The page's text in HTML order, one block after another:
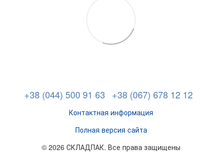
+38 (044) 500 91 63 +38 (067) 678 12 12
Контактная информация
Полная версия сайта
© 2026 СКЛАДПАК. Все права защищены